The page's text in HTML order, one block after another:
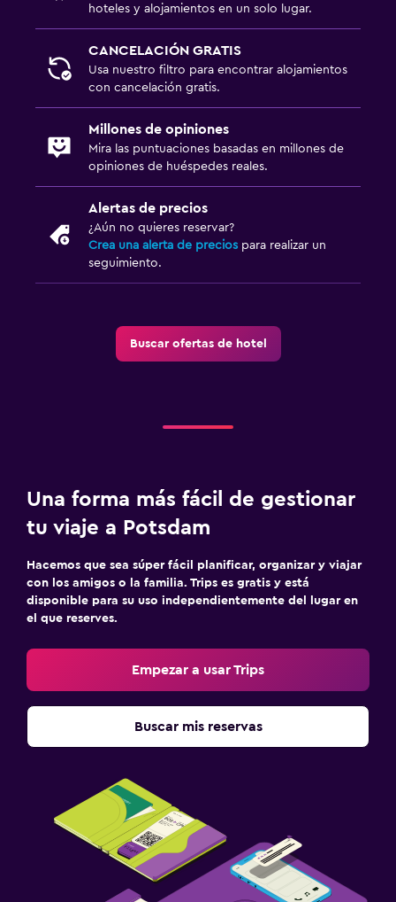
hoteles y alojamientos en un solo lugar.
CANCELACIÓN GRATIS
Usa nuestro filtro para encontrar alojamientos
con cancelación gratis.
Millones de opiniones
Mira las puntuaciones basadas en millones de
opiniones de huéspedes reales.
Alertas de precios
¿Aún no quieres reservar?
Crea una alerta de precios para realizar un
seguimiento.
Buscar ofertas de hotel
Una forma más fácil de gestionar
tu viaje a Potsdam
Hacemos que sea súper fácil planificar, organizar y viajar
con los amigos o la familia. Trips es gratis y está
disponible para su uso independientemente del lugar en
el que reserves.
Empezar a usar Trips
Buscar mis reservas